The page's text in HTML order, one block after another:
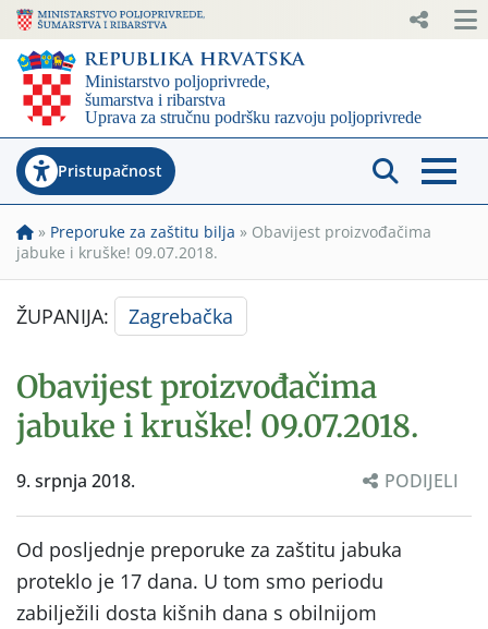
Pristupačnost
» Preporuke za zaštitu bilja » Obavijest proizvođačima
jabuke i kruške! 09.07.2018.
ŽUPANIJA: Zagrebačka
Obavijest proizvođačima
jabuke i kruške! 09.07.2018.
9. srpnja 2018. PODIJELI
Od posljednje preporuke za zaštitu jabuka
proteklo je 17 dana. U tom smo periodu
zabilježili dosta kišnih dana s obilnijom